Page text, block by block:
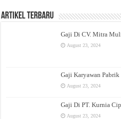
Artikel Terbaru
Gaji Di CV. Mitra
August 23, 2024
Gaji Karyawan
August 23, 2024
Gaji Di PT. Kurnia
August 23, 2024